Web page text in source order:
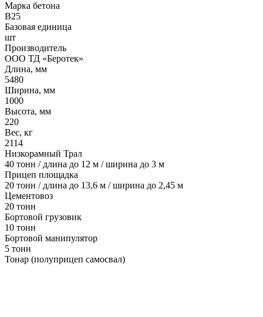
Марка бетона
B25
Базовая единица
шт
Производитель
ООО ТД «Беротек»
Длина, мм
5480
Ширина, мм
1000
Высота, мм
220
Вес, кг
2114
Низкорамный Трал
40 тонн / длина до 12 м / ширина до 3 м
Прицеп площадка
20 тонн / длина до 13,6 м / ширина до 2,45 м
Цементовоз
20 тонн
Бортовой грузовик
10 тонн
Бортовой манипулятор
5 тонн
Тонар (полуприцеп самосвал)